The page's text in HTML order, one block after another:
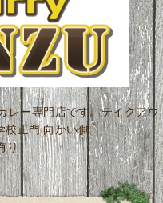
レー専門店です。テイクアウ
校正門 向かい側
り